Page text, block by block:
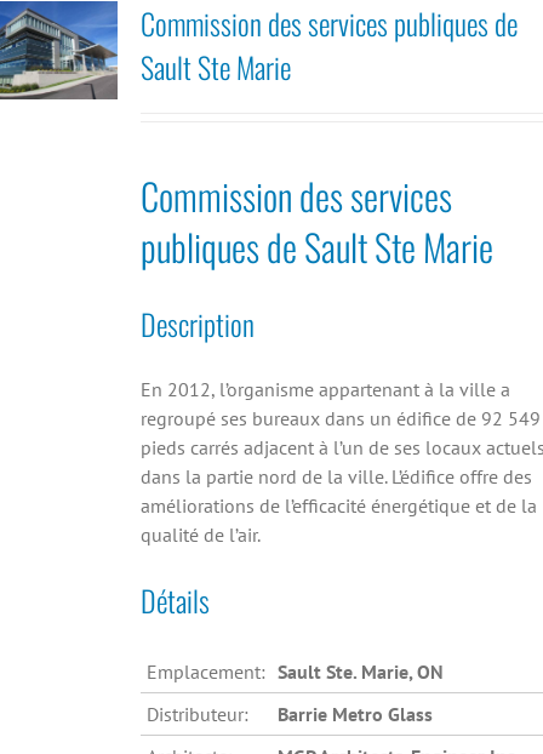
Commission des services publiques de
Sault Ste Marie
Commission des services
publiques de Sault Ste Marie
Description
En 2012, l’organisme appartenant à la ville a
regroupé ses bureaux dans un édifice de 92 549
pieds carrés adjacent à l’un de ses locaux
dans la partie nord de la ville. L’édifice offre des
améliorations de l’efficacité énergétique et de la
qualité de l’air.
Détails
Emplacement: Sault Ste. Marie, ON
Distributeur:
Barrie Metro Glass